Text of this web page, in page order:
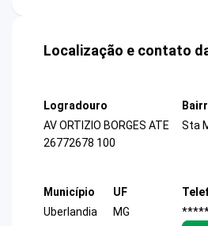
Localização e contato
Logradouro
AV ORTIZIO BORGES ATE
26772678 100
Sta
Município
Uberlandia
UF
MG